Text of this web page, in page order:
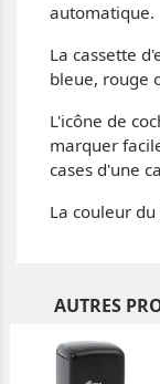
automatique.
La cassette
bleue, rouge
L'icône de
marquer
cases d'une
La couleur
AUTRES